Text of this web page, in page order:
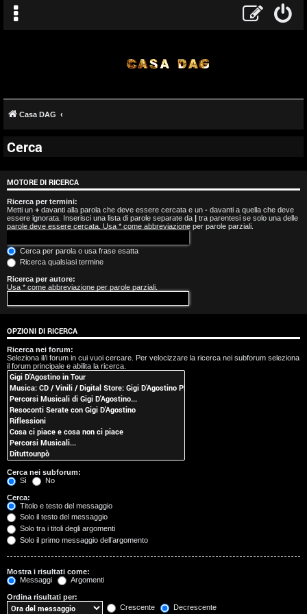
A
r
g
o
m
e
n
i
s
e
n
z
a
r
i
s
p
o
s
Casa DAG
Cerca
MOTORE DI RICERCA
Ricerca per termini:
Metti un + davanti alla parola che deve essere cercata e un - davanti a quella che deve
essere ignorata. Inserisci una lista di parole separate da | tra parentesi se solo una delle
parole deve essere cercata. Usa * come abbreviazione per parole parziali.
Cerca per parola o usa frase esatta
Ricerca qualsiasi termine
Ricerca per autore:
Usa * come abbreviazione per parole parziali.
OPZIONI DI RICERCA
Ricerca nei forum:
Seleziona il/i forum in cui vuoi cercare. Per velocizzare la ricerca nei subforum seleziona
il forum principale e abilita la ricerca.
Cerca nei subforum:
Sì
No
Cerca:
Titolo e testo del messaggio
Solo il testo del messaggio
Solo tra i titoli degli argomenti
Solo il primo messaggio dell’argomento
Mostra i risultati come:
Messaggi
Argomenti
Ordina risultati per:
Crescente
Decrescente